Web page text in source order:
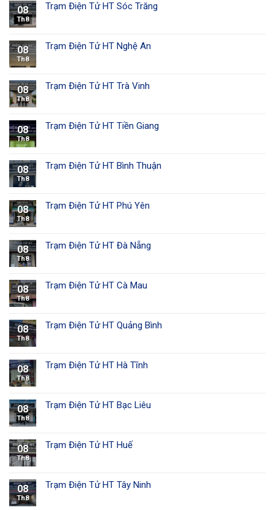
08
Th8
Trạm Điện Tử HT Sóc Trăng
08
Th8
Trạm Điện Tử HT Nghệ An
08
Th8
Trạm Điện Tử HT Trà Vinh
08
Th8
Trạm Điện Tử HT Tiền Giang
08
Th8
Trạm Điện Tử HT Bình Thuận
08
Th8
Trạm Điện Tử HT Phú Yên
08
Th8
Trạm Điện Tử HT Đà Nẵng
08
Th8
Trạm Điện Tử HT Cà Mau
08
Th8
Trạm Điện Tử HT Quảng Bình
08
Th8
Trạm Điện Tử HT Hà Tĩnh
08
Th8
Trạm Điện Tử HT Bạc Liêu
08
Th8
Trạm Điện Tử HT Huế
08
Th8
Trạm Điện Tử HT Tây Ninh